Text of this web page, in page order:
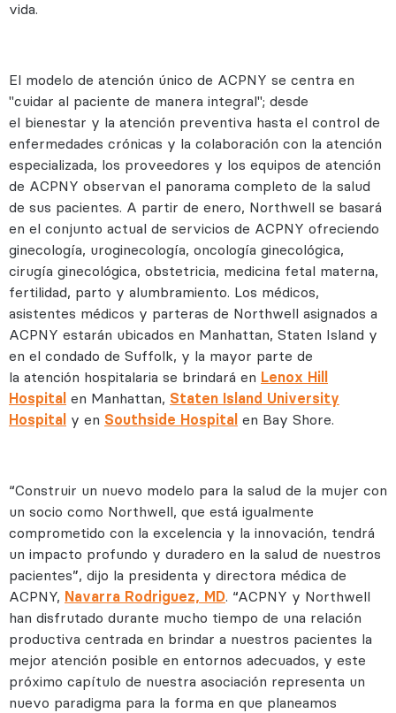
vida.
El modelo de atención único de ACPNY se centra en
"cuidar al paciente de manera integral"; desde
el bienestar y la atención preventiva hasta el control de
enfermedades crónicas y la colaboración con la atención
especializada, los proveedores y los equipos de atención
de ACPNY observan el panorama completo de la salud
de sus pacientes. A partir de enero, Northwell se basará
en el conjunto actual de servicios de ACPNY ofreciendo
ginecología, uroginecología, oncología ginecológica,
cirugía ginecológica, obstetricia, medicina fetal materna,
fertilidad, parto y alumbramiento. Los médicos,
asistentes médicos y parteras de Northwell asignados a
ACPNY estarán ubicados en Manhattan, Staten Island y
en el condado de Suffolk, y la mayor parte de
la atención hospitalaria se brindará en Lenox Hill
Hospital en Manhattan, Staten Island University
Hospital y en Southside Hospital en Bay Shore.
“Construir un nuevo modelo para la salud de la mujer con
un socio como Northwell, que está igualmente
comprometido con la excelencia y la innovación, tendrá
un impacto profundo y duradero en la salud de nuestros
pacientes”, dijo la presidenta y directora médica de
ACPNY, Navarra Rodriguez, MD. “ACPNY y Northwell
han disfrutado durante mucho tiempo de una relación
productiva centrada en brindar a nuestros pacientes la
mejor atención posible en entornos adecuados, y este
próximo capítulo de nuestra asociación representa un
nuevo paradigma para la forma en que planeamos